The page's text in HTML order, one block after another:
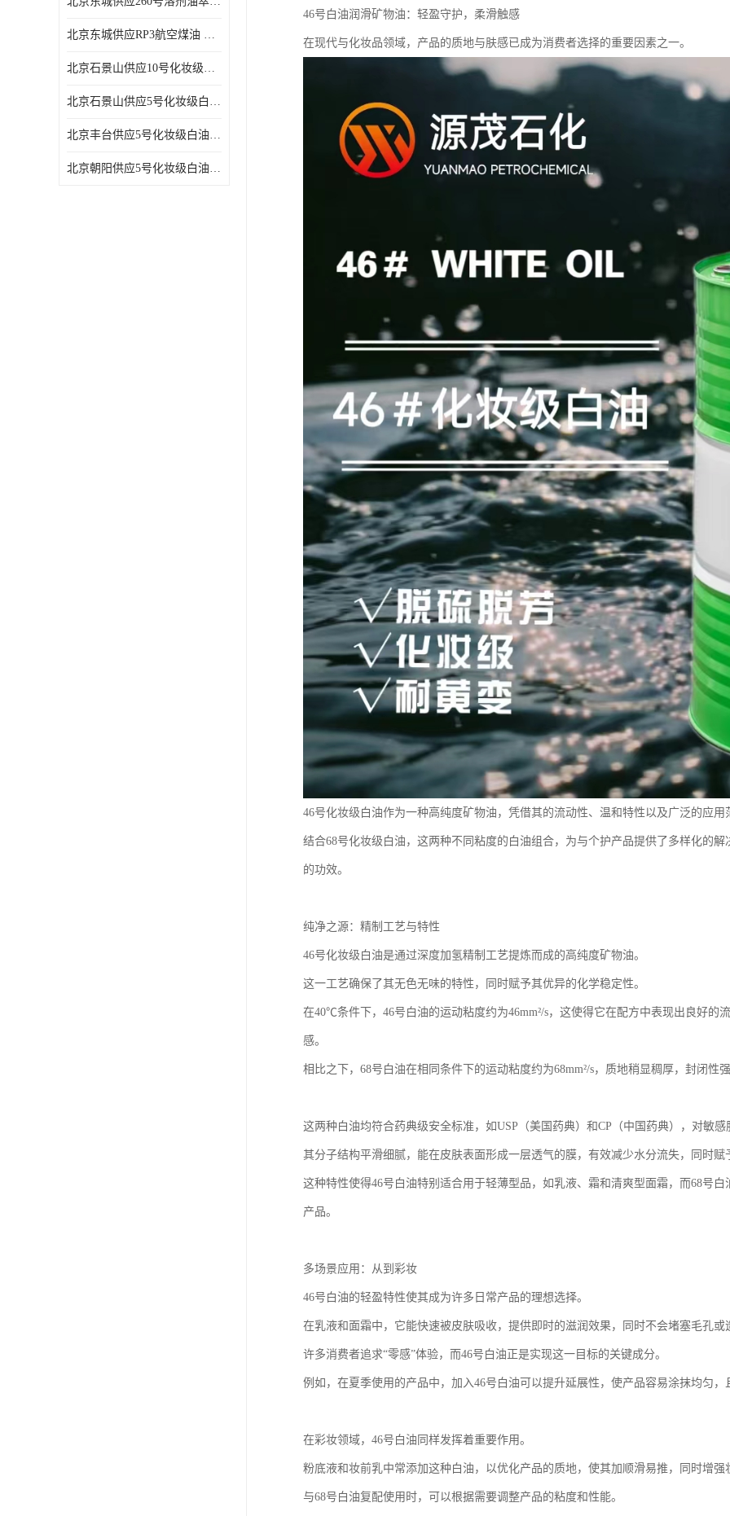
北京东城供应RP3航空煤油 高含量国标工业级航空煤油燃料油 无色透明
北京石景山供应10号化妆级白油高精密机械润滑油
北京石景山供应5号化妆级白油缝纫机油 设备润滑油
北京丰台供应5号化妆级白油纤维与织物柔软光亮
北京朝阳供应5号化妆级白油纺织时的润滑剂
46号白油润滑矿物油：轻盈守护，柔滑触感
在现代与化妆品领域，产品的质地与肤感已成为消费者选择的重要因素之一。
46号化妆级白油作为一种高纯度矿物油，凭借其的流动性、温和特性以及广泛的应用
结合68号化妆级白油，这两种不同粘度的白油组合，为与个护产品提供了多样化的
的功效。
纯净之源：精制工艺与特性
46号化妆级白油是通过深度加氢精制工艺提炼而成的高纯度矿物油。
这一工艺确保了其无色无味的特性，同时赋予其优异的化学稳定性。
在40℃条件下，46号白油的运动粘度约为46mm²/s，这使得它在配方中表现出良好的
感。
相比之下，68号白油在相同条件下的运动粘度约为68mm²/s，质地稍显稠厚，封闭性
这两种白油均符合药典级安全标准，如USP（美国药典）和CP（中国药典），对敏感
其分子结构平滑细腻，能在皮肤表面形成一层透气的膜，有效减少水分流失，同时赋
这种特性使得46号白油特别适合用于轻薄型品，如乳液、霜和清爽型面霜，而68号
产品。
多场景应用：从到彩妆
46号白油的轻盈特性使其成为许多日常产品的理想选择。
在乳液和面霜中，它能快速被皮肤吸收，提供即时的滋润效果，同时不会堵塞毛孔或
许多消费者追求“零感”体验，而46号白油正是实现这一目标的关键成分。
例如，在夏季使用的产品中，加入46号白油可以提升延展性，使产品容易涂抹均匀，
在彩妆领域，46号白油同样发挥着重要作用。
粉底液和妆前乳中常添加这种白油，以优化产品的质地，使其加顺滑易推，同时增强
与68号白油复配使用时，可以根据需要调整产品的粘度和性能。